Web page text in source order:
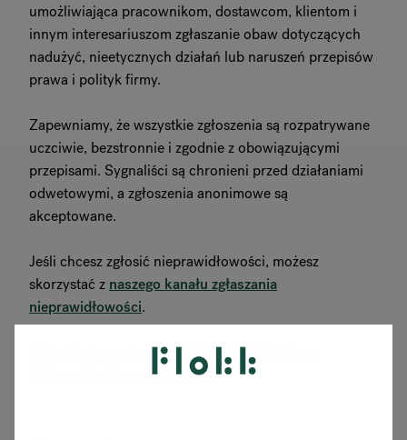
umożliwiająca pracownikom, dostawcom, klientom i
innym interesariuszom zgłaszanie obaw dotyczących
nadużyć, nieetycznych działań lub naruszeń przepisów
prawa i polityk firmy.
Zapewniamy, że wszystkie zgłoszenia są rozpatrywane
uczciwie, bezstronnie i zgodnie z obowiązującymi
przepisami. Sygnaliści są chronieni przed działaniami
odwetowymi, a zgłoszenia anonimowe są
akceptowane.
Jeśli chcesz zgłosić nieprawidłowości, możesz
skorzystać z naszego kanału zgłaszania
nieprawidłowości.
Więcej informacji znajdziesz w naszej
Zgłaszania Nieprawidłowości.